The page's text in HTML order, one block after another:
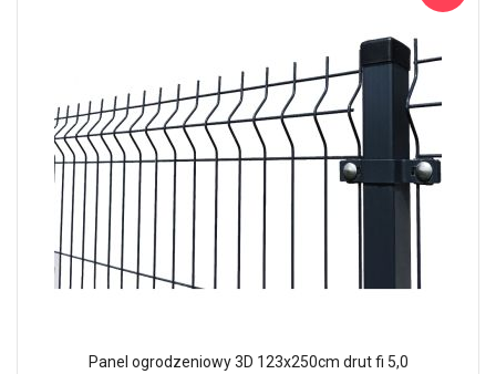
Panel ogrodzeniowy 3D 123x250cm drut fi 5,0